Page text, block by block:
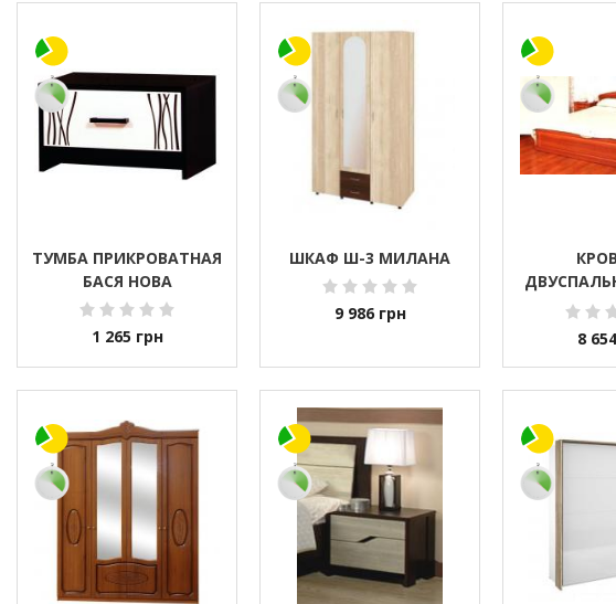
ТУМБА ПРИКРОВАТНАЯ
БАСЯ НОВА
1 265 грн
ШКАФ Ш-3 МИЛАНА
9 986 грн
(С МЕТАЛ.
8 654